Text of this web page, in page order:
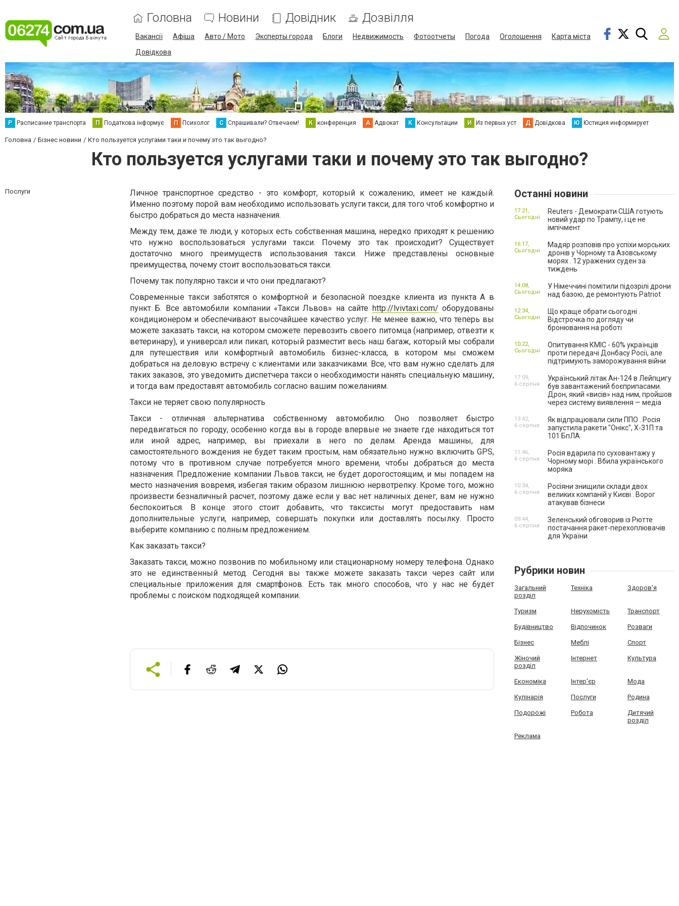
Головна Новини Довідник Дозвілля
Вакансії Афіша Авто / Мото Эксперты города Блоги Недвижимость Фотоотчеты Погода Оголошення
Карта міста
Довідкова
Р Расписание транспорта П Податкова інформує П Психолог С Спрашивали? Отвечаем! К конференция А Адвокат К Консультации И Из первых уст Д Довідкова Ю Юстиция информирует
Головна Бізнес новини Кто пользуется услугами таки и почему это так выгодно?
Кто пользуется услугами таки и почему это так выгодно?
Послуги
Личное транспортное средство - это комфорт, который к сожалению, имеет не каждый.
Именно поэтому порой вам необходимо использовать услуги такси, для того чтоб комфортно и
быстро добраться до места назначения.
Между тем, даже те люди, у которых есть собственная машина, нередко приходят к решению
что нужно воспользоваться услугами такси. Почему это так происходит? Существует
достаточно много преимуществ использования такси. Ниже представлены основные
преимущества, почему стоит воспользоваться такси.
Почему так популярно такси и что они предлагают?
Современные такси заботятся о комфортной и безопасной поездке клиента из пункта А в
пункт Б. Все автомобили компании «Такси Львов» на сайте http://lvivtaxi.com/ оборудованы
кондиционером и обеспечивают высочайшее качество услуг. Не менее важно, что теперь вы
можете заказать такси, на котором сможете перевозить своего питомца (например, отвезти к
ветеринару), и универсал или пикап, который разместит весь наш багаж, который мы собрали
для путешествия или комфортный автомобиль бизнес-класса, в котором мы сможем
добраться на деловую встречу с клиентами или заказчиками. Все, что вам нужно сделать для
таких заказов, это уведомить диспетчера такси о необходимости нанять специальную машину,
и тогда вам предоставят автомобиль согласно вашим пожеланиям.
Такси не теряет свою популярность
Такси - отличная альтернатива собственному автомобилю. Оно позволяет быстро
передвигаться по городу, особенно когда вы в городе впервые не знаете где находиться тот
или иной адрес, например, вы приехали в него по делам. Аренда машины, для
самостоятельного вождения не будет таким простым, нам обязательно нужно включить GPS,
потому что в противном случае потребуется много времени, чтобы добраться до места
назначения. Предложение компании Львов такси, не будет дорогостоящим, и мы попадем на
место назначения вовремя, избегая таким образом лишнюю нервотрепку. Кроме того, можно
произвести безналичный расчет, поэтому даже если у вас нет наличных денег, вам не нужно
беспокоиться. В конце этого стоит добавить, что таксисты могут предоставить нам
дополнительные услуги, например, совершать покупки или доставлять посылку. Просто
выберите компанию с полным предложением.
Как заказать такси?
Заказать такси, можно позвонив по мобильному или стационарному номеру телефона. Однако
это не единственный метод. Сегодня вы также можете заказать такси через сайт или
специальные приложения для смартфонов. Есть так много способов, что у нас не будет
проблемы с поиском подходящей компании.
Останні новини
Reuters - Демократи США готують
новий удар по Трампу, і це не
імпічмент
17:21,
Сьогодні
Мадяр розповів про успіхи морських
дронів у Чорному та Азовському
морях . 12 уражених суден за
тиждень
16:17,
Сьогодні
У Німеччині помітили підозрілі дрони
над базою, де ремонтують Patriot
14:08,
Сьогодні
Що краще обрати сьогодні .
Відстрочка по догляду чи
бронювання на роботі
12:34,
Сьогодні
Опитування КМІС - 60% українців
проти передачі Донбасу Росії, але
підтримують заморожування війни
10:22,
Сьогодні
Український літак Ан-124 в Лейпцигу
був завантажений боєприпасами.
Дрон, який «висів» над ним, пройшов
через систему виявлення — медіа
17:09,
6 серпня
Як відпрацювали сили ППО . Росія
запустила ракети "Онікс", Х-31П та
101 БпЛА
13:42,
6 серпня
Росія вдарила по суховантажу у
Чорному морі . Вбила українського
моряка
11:46,
6 серпня
Росіяни знищили склади двох
великих компаній у Києві . Ворог
атакував бізнеси
10:34,
6 серпня
Зеленський обговорив із Рютте
постачання ракет-перехоплювачів
для України
09:44,
6 серпня
Рубрики новин
Загальний
розділ
Техніка Здоров'я
Туризм Нерухомість Транспорт
Будівництво Відпочинок Розваги
Бізнес Меблі Спорт
Жіночий
розділ
Інтернет Культура
Економіка Інтер'єр Мода
Кулінарія Послуги Родина
Подорожі Робота
Дитячий
розділ
Реклама